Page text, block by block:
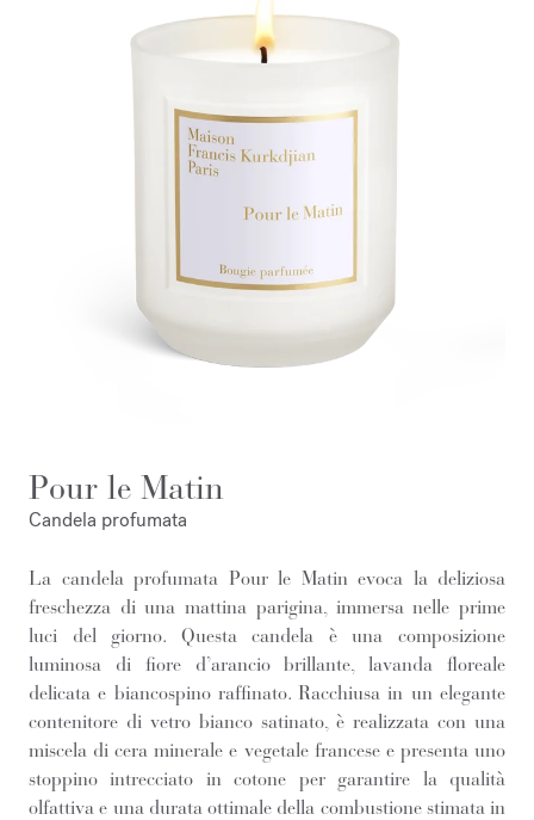
Pour le Matin
Candela profumata
La candela profumata Pour le Matin evoca la deliziosa
freschezza di una mattina parigina, immersa nelle prime
luci del giorno. Questa candela è una composizione
luminosa di fiore d’arancio brillante, lavanda floreale
delicata e biancospino raffinato. Racchiusa in un elegante
contenitore di vetro bianco satinato, è realizzata con una
miscela di cera minerale e vegetale francese e presenta uno
stoppino intrecciato in cotone per garantire la qualità
olfattiva e una durata ottimale della combustione stimata in